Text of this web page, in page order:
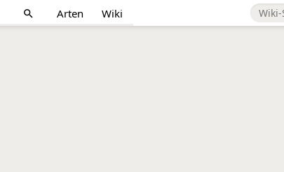
search Arten Wiki